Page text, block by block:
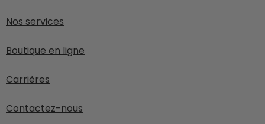
Nos services
Boutique en ligne
Carrières
Contactez-nous